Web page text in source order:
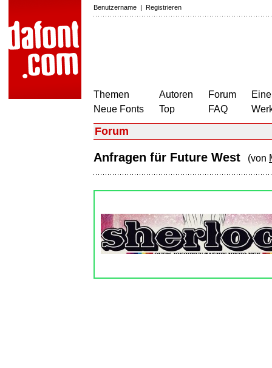
Benutzername | Registrieren
Themen
Neue Fonts
Autoren
Top
Forum
FAQ
Forum
Anfragen für Future West (von